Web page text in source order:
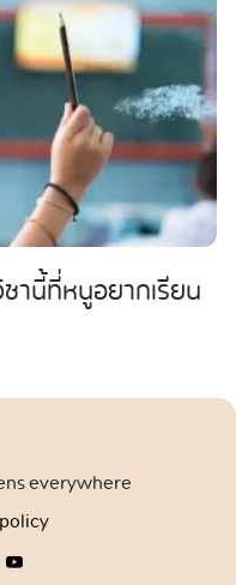
ชานี้ที่หนูอยากเรียน
everywhere
policy